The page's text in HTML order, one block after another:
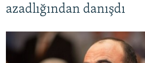
QANUNI DOĞRU
ARAŞDIRMA
MULTIMEDIA
azadlığından danışdı